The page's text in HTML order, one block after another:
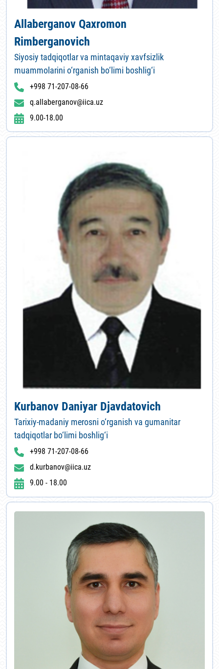
Allaberganov Qaxromon
Rimberganovich
Siyosiy tadqiqotlar va mintaqaviy xavfsizlik
muammolarini o‘rganish bo‘limi boshlig‘i
+998 71-207-08-66
q.allaberganov@iica.uz
9.00-18.00
Kurbanov Daniyar Djavdatovich
Tarixiy-madaniy merosni o‘rganish va gumanitar
tadqiqotlar bo‘limi boshlig‘i
+998 71-207-08-66
d.kurbanov@iica.uz
9.00 - 18.00